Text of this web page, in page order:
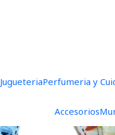
JugueteriaPerfumeria y
Accesorios